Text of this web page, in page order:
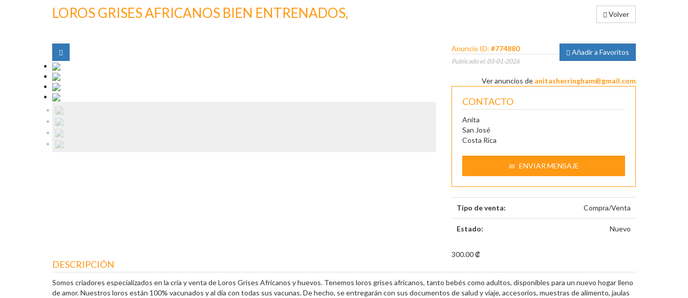
LOROS GRISES AFRICANOS BIEN ENTRENADOS, Volver
Anuncio ID: #774880
Publicado el: 03-01-2026
Añadir a Favoritos
Ver anuncios de anitasherringham@gmail.com
CONTACTO
Anita
San José
Costa Rica
ENVIAR MENSAJE
Tipo de venta: Compra/Venta
Estado: Nuevo
300.00 ₡
DESCRIPCIÓN
Somos criadores especializados en la cría y venta de Loros Grises Africanos y huevos. Tenemos loros grises africanos, tanto bebés como adultos, disponibles para un nuevo hogar lleno
de amor. Nuestros loros están 100% vacunados y al día con todas sus vacunas. De hecho, se entregarán con sus documentos de salud y viaje, accesorios, muestras de alimento, jaulas